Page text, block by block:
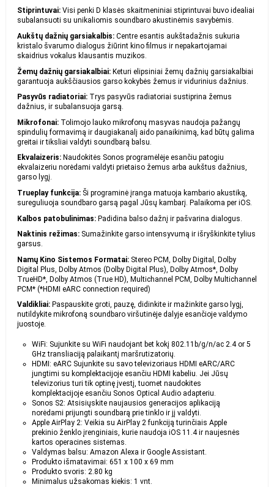
Stiprintuvai: Visi penki D klasės skaitmeniniai stiprintuvai buvo idealiai
subalansuoti su unikaliomis soundbaro akustinėmis savybėmis.
Aukštų dažnių garsiakalbis: Centre esantis aukštadažnis sukuria
kristalo švarumo dialogus žiūrint kino filmus ir nepakartojamai
skaidrius vokalus klausantis muzikos.
Žemų dažnių garsiakalbiai: Keturi elipsiniai žemų dažnių garsiakalbiai
garantuoja aukščiausios garso kokybės žemus ir vidurinius dažnius.
Pasyvūs radiatoriai: Trys pasyvūs radiatoriai sustiprina žemus
dažnius, ir subalansuoja garsą.
Mikrofonai: Tolimojo lauko mikrofonų masyvas naudoja pažangų
spindulių formavimą ir daugiakanalį aido panaikinimą, kad būtų galima
greitai ir tiksliai valdyti soundbarą balsu.
Ekvalaizeris: Naudokitės Sonos programėlėje esančiu patogiu
ekvalaizeriu norėdami valdyti prietaiso žemus arba aukštus dažnius,
garso lygį.
Trueplay funkcija: Ši programinė įranga matuoja kambario akustiką,
sureguliuoja soundbaro garsą pagal Jūsų kambarį. Palaikoma per iOS.
Kalbos patobulinimas: Padidina balso dažnį ir pašvarina dialogus.
Naktinis režimas: Sumažinkite garso intensyvumą ir išryškinkite tylius
garsus.
Namų Kino Sistemos Formatai: Stereo PCM, Dolby Digital, Dolby
Digital Plus, Dolby Atmos (Dolby Digital Plus), Dolby Atmos*, Dolby
TrueHD*, Dolby Atmos (True HD), Multichannel PCM, Dolby Multichannel
PCM* (*HDMI eARC connection required)
Valdikliai: Paspauskite groti, pauzę, didinkite ir mažinkite garso lygį,
nutildykite mikrofoną soundbaro viršutinėje dalyje esančioje valdymo
juostoje.
WiFi: Sujunkite su WiFi naudojant bet kokį 802.11b/g/n/ac 2.4 or 5
GHz transliaciją palaikantį maršrutizatorių.
HDMI: eARC Sujunkite su savo televizoriaus HDMI eARC/ARC
jungtimi su komplektacijoje esančiu HDMI kabeliu. Jei Jūsų
televizorius turi tik optinę įvestį, tuomet naudokites
komplektacijoje esančiu Sonos Optical Audio adapteriu.
Sonos S2: Atsisiųskite naujausios generacijos aplikaciją
norėdami prijungti soundbarą prie tinklo ir jį valdyti.
Apple AirPlay 2: Veikia su AirPlay 2 funkciją turinčiais Apple
prekinio ženklo įrenginiais, kurie naudoja iOS 11.4 ir naujesnės
kartos operacines sistemas.
Valdymas balsu: Amazon Alexa ir Google Assistant.
Produkto išmatavimai: 651 x 100 x 69 mm
Produkto svoris: 2.80 kg
Minimalus užsakomas kiekis: 1 vnt.